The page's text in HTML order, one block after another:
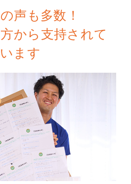
声も多数！
から支持されて
います